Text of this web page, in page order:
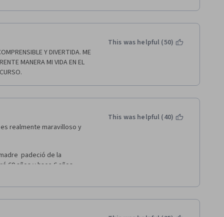
Y DIVERTIDA. ME
MANERA MI VIDA EN EL
This was helpful (50)
realmente maravilloso y
padeció de la
60 años y hace 6 años
15 a 30 días), estas dos
otras cosas el nombre de
momentos difíciles, siento
This was helpful (40)